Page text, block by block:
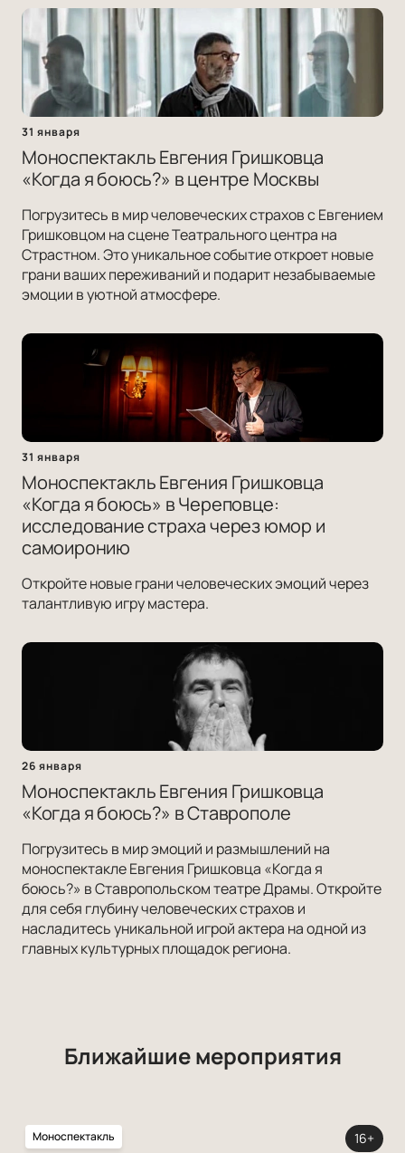
31 января
Моноспектакль Евгения Гришковца
«Когда я боюсь?» в центре Москвы
Погрузитесь в мир человеческих страхов с Евгением
Гришковцом на сцене Театрального центра на
Страстном. Это уникальное событие откроет новые
грани ваших переживаний и подарит незабываемые
эмоции в уютной атмосфере.
31 января
Моноспектакль Евгения Гришковца
«Когда я боюсь» в Череповце:
исследование страха через юмор и
самоиронию
Откройте новые грани человеческих эмоций через
талантливую игру мастера.
26 января
Моноспектакль Евгения Гришковца
«Когда я боюсь?» в Ставрополе
Погрузитесь в мир эмоций и размышлений на
моноспектакле Евгения Гришковца «Когда я
боюсь?» в Ставропольском театре Драмы. Откройте
для себя глубину человеческих страхов и
насладитесь уникальной игрой актера на одной из
главных культурных площадок региона.
Ближайшие мероприятия
Моноспектакль
16+